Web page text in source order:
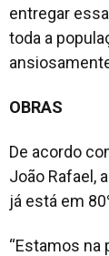
entregar
toda a
OBRAS
De acordo
João Rafael,
já está em
“Estamos na